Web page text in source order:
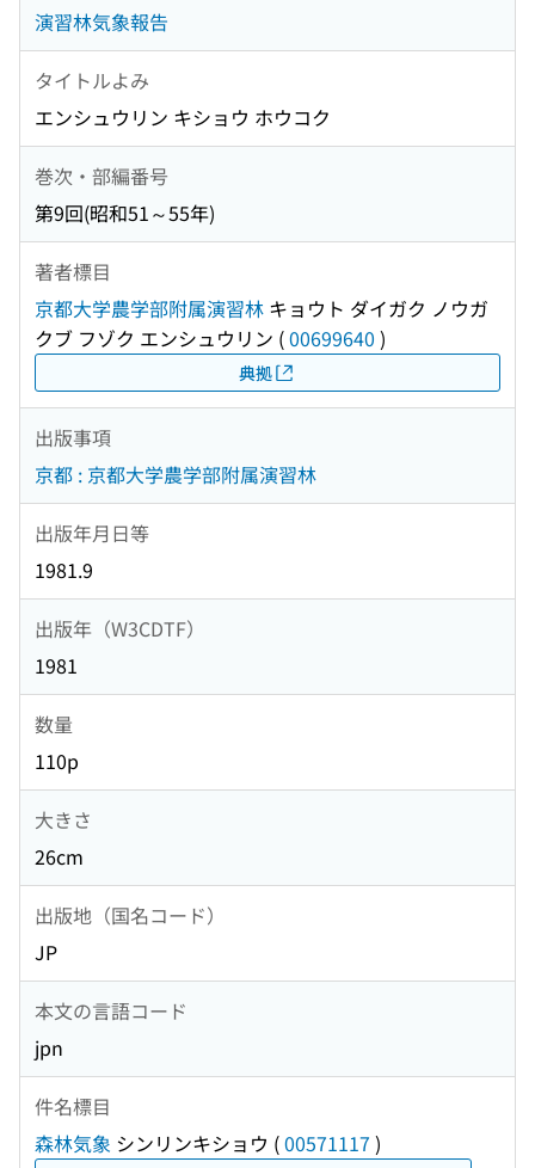
演習林気象報告
タイトルよみ
エンシュウリン キショウ ホウコク
巻次・部編番号
第9回(昭和51～55年)
著者標目
京都大学農学部附属演習林 キョウト ダイガク ノウガ
クブ フゾク エンシュウリン (00699640 )
典拠
出版事項
京都 : 京都大学農学部附属演習林
出版年月日等
1981.9
出版年（W3CDTF）
1981
数量
110p
大きさ
26cm
出版地（国名コード）
JP
本文の言語コード
jpn
件名標目
森林気象 シンリンキショウ (00571117 )